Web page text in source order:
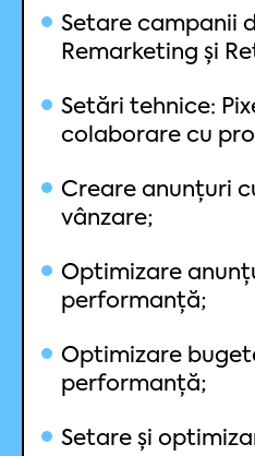
Setare campanii
Remarketing și
Setări tehnice:
colaborare cu
Creare anunțuri
vânzare;
Optimizare
performanță;
Optimizare
performanță;
Setare și